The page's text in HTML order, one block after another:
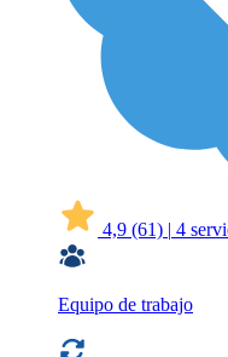
4,9 (61) | 4
Equipo de trabajo